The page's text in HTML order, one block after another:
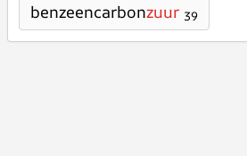
benzeencarbonzuur 39